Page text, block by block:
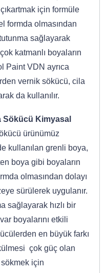
için formüle
formda olmasından
sağlayarak
katmanlı boyaların
Paint VDN ayrıca
vernik sökücü, cila
da kullanılır.
Sökücü Kimyasal
ürünümüz
kullanılan grenli boya,
boya gibi boyaların
olmasından dolayı
sürülerek uygulanır.
sağlayarak hızlı bir
boyalarını etkili
en büyük farkı
çok güç olan
sökmek için